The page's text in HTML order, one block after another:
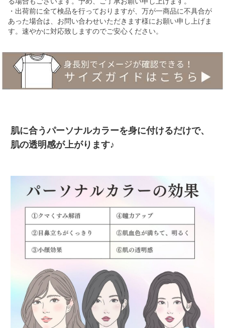
・出荷前に全て検品を行っておりますが、万が一商品に不具合が
あった場合は、お問い合わせいただきます様にお願い申し上げま
す。速やかに対応致しますのでご安心ください。
肌に合うパーソナルカラーを身に付けるだけで、
肌の透明感が上がります♪